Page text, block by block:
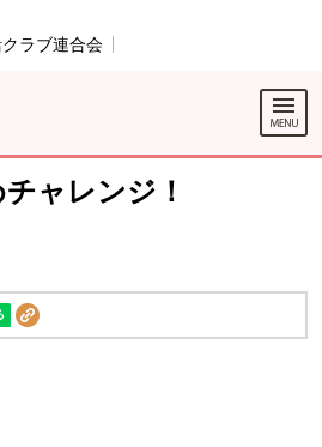
ラブ連合会
ューです。
キップする
まで。
ャレンジ！